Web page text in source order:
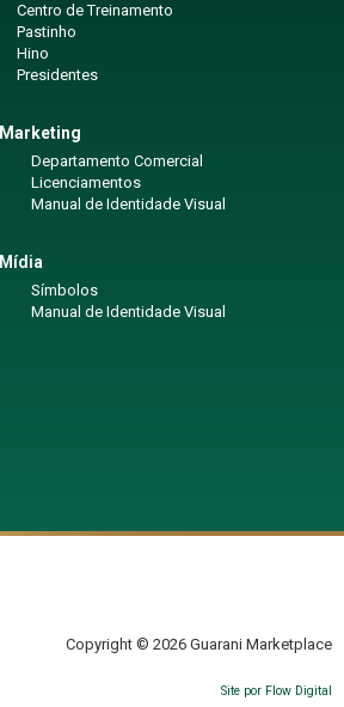
Centro de Treinamento
Pastinho
Hino
Presidentes
Marketing
Departamento Comercial
Licenciamentos
Manual de Identidade Visual
Mídia
Símbolos
Manual de Identidade Visual
Copyright © 2026 Guarani Marketplace
Site por Flow Digital